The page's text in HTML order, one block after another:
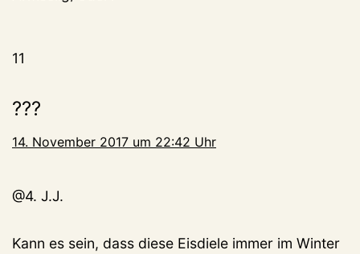
11
???
14. November 2017 um 22:42 Uhr
@4. J.J.
Kann es sein, dass diese Eisdiele immer im Winter